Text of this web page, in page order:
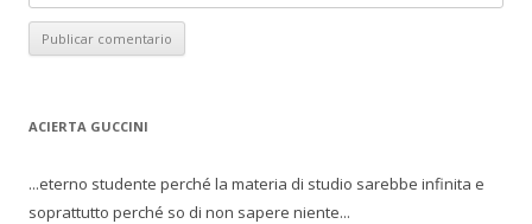
ACIERTA GUCCINI
...eterno studente perché la materia di studio sarebbe infinita e
soprattutto perché so di non sapere niente...